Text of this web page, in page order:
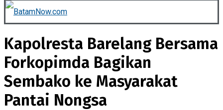
Kapolresta Barelang Bersama
Forkopimda Bagikan
Sembako ke Masyarakat
Pantai Nongsa